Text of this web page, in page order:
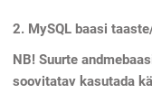
2. MySQL baasi
NB! Suurte
soovitatav kasutada